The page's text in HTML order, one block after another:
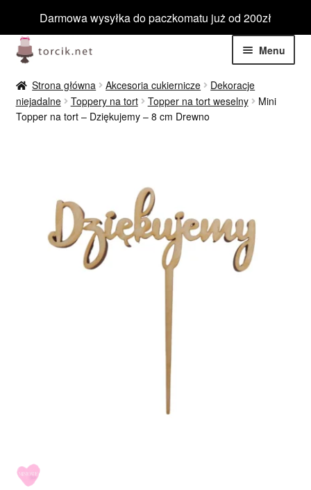
Darmowa wysyłka do paczkomatu już od 200zł
Przejdź
do
nawigacji
Przejdź
do
treści
Menu
Jadalne
menu
Niejadalne
Strona główna Akcesoria cukiernicze
Dekoracje
niejadalne
Toppery na tort Topper na tort weselny
Mini
Topper na tort – Dziękujemy – 8 cm Drewno